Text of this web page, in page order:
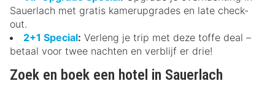
Sauerlach met gratis kamerupgrades en late check-
out.
2+1 Special: Verleng je trip met deze toffe deal –
betaal voor twee nachten en verblijf er drie!
Zoek en boek een hotel in Sauerlach